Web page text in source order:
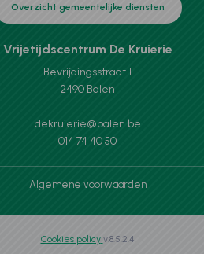
Overzicht gemeentelijke diensten
Vrijetijdscentrum De Kruierie
Bevrijdingsstraat 1
2490 Balen
dekruierie@balen.be
014 74 40 50
Algemene voorwaarden
Cookies policy v.8.5.2.4